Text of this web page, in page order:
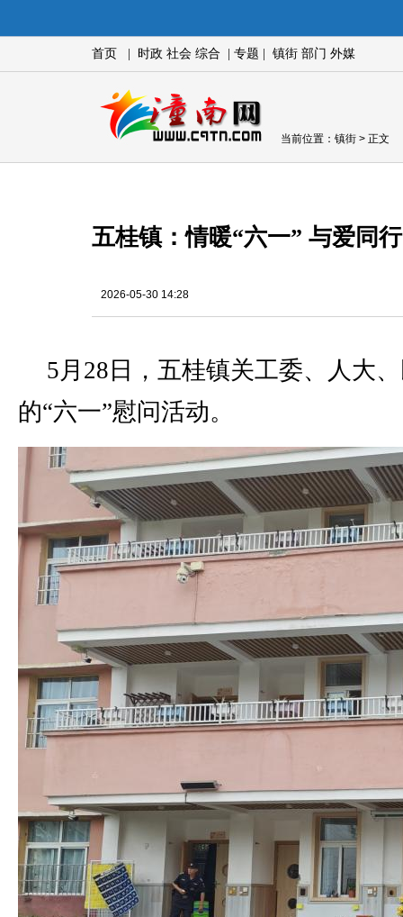
首页 时政 社会 综合 专题 镇街 部门 外媒
当前位置： 镇街 > 正文
五桂镇：情暖“六一” 与爱同行
2026-05-30 14:28
5月28日，五桂镇关工委、人大
的“六一”慰问活动。